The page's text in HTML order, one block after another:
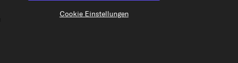
Cookie Einstellungen